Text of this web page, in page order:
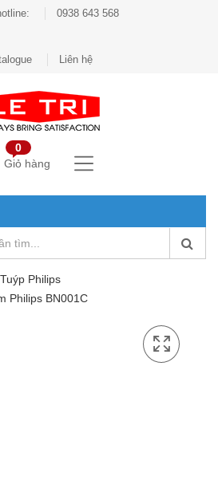
0938 643 568
Liên hệ
0
Giỏ hàng
Philips
Philips BN001C